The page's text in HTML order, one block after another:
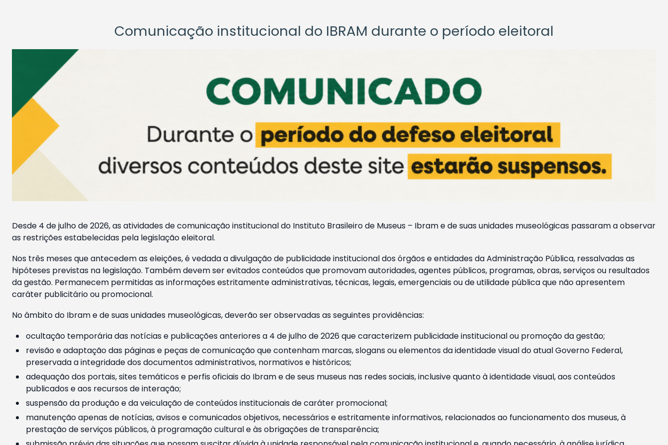
Comunicação institucional do IBRAM durante o período eleitoral
Desde 4 de julho de 2026, as atividades de comunicação institucional do Instituto Brasileiro de Museus – Ibram e de suas unidades museológicas passaram a observar
as restrições estabelecidas pela legislação eleitoral.
Nos três meses que antecedem as eleições, é vedada a divulgação de publicidade institucional dos órgãos e entidades da Administração Pública, ressalvadas as
hipóteses previstas na legislação. Também devem ser evitados conteúdos que promovam autoridades, agentes públicos, programas, obras, serviços ou resultados
da gestão. Permanecem permitidas as informações estritamente administrativas, técnicas, legais, emergenciais ou de utilidade pública que não apresentem
caráter publicitário ou promocional.
No âmbito do Ibram e de suas unidades museológicas, deverão ser observadas as seguintes providências:
ocultação temporária das notícias e publicações anteriores a 4 de julho de 2026 que caracterizem publicidade institucional ou promoção da gestão;
revisão e adaptação das páginas e peças de comunicação que contenham marcas, slogans ou elementos da identidade visual do atual Governo Federal,
preservada a integridade dos documentos administrativos, normativos e históricos;
adequação dos portais, sites temáticos e perfis oficiais do Ibram e de seus museus nas redes sociais, inclusive quanto à identidade visual, aos conteúdos
publicados e aos recursos de interação;
suspensão da produção e da veiculação de conteúdos institucionais de caráter promocional;
manutenção apenas de notícias, avisos e comunicados objetivos, necessários e estritamente informativos, relacionados ao funcionamento dos museus, à
prestação de serviços públicos, à programação cultural e às obrigações de transparência;